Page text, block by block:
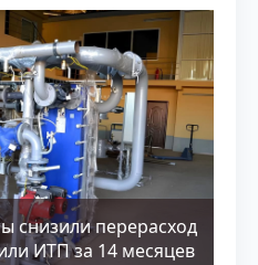
снизили перерасход
ИТП за 14 месяцев